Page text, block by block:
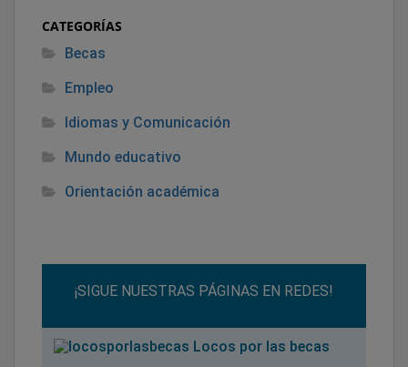
CATEGORÍAS
Becas
Empleo
Idiomas y Comunicación
Mundo educativo
Orientación académica
¡SIGUE NUESTRAS PÁGINAS EN REDES!
Locos por las becas